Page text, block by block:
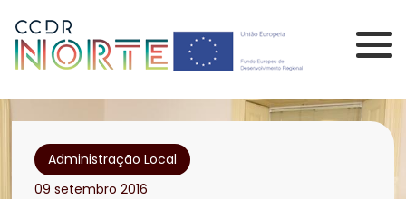
Comissão de
Administração Local
09 setembro 2016